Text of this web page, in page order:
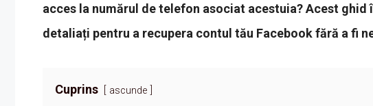
acces la numărul de telefon asociat acestuia? Acest
detaliați pentru a recupera contul tău Facebook fără a fi
Cuprins ascunde